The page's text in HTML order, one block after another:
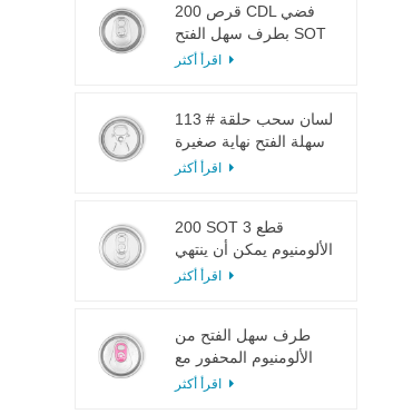
200 قرص CDL فضي
بطرف سهل الفتح SOT
LOE إيبوكسي
113 # لسان سحب حلقة
سهلة الفتح نهاية صغيرة
لعصير الفاكهة
200 SOT 3 قطع
الألومنيوم يمكن أن ينتهي
لتعليب الطعام والشراب
طرف سهل الفتح من
الألومنيوم المحفور مع
لسان وردي